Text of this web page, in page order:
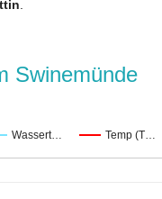
Swinemünde
Wassert… Temp (T…